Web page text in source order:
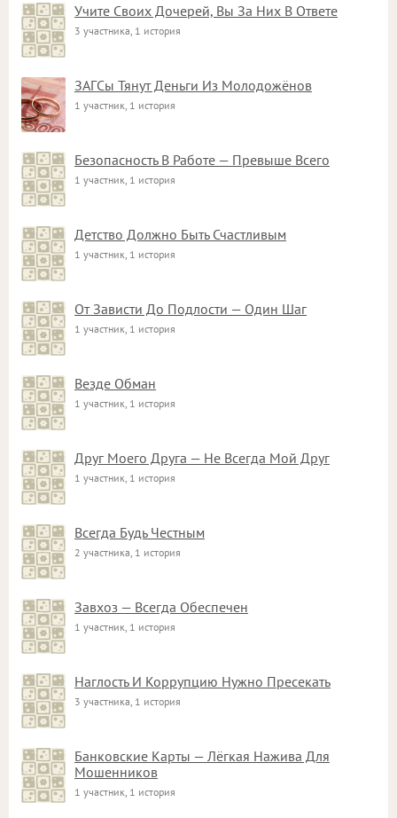
Учите Своих Дочерей, Вы За Них В Ответе
3 участника, 1 история
ЗАГСы Тянут Деньги Из Молодожёнов
1 участник, 1 история
Безопасность В Работе — Превыше Всего
1 участник, 1 история
Детство Должно Быть Счастливым
1 участник, 1 история
От Зависти До Подлости — Один Шаг
1 участник, 1 история
Везде Обман
1 участник, 1 история
Друг Моего Друга — Не Всегда Мой Друг
1 участник, 1 история
Всегда Будь Честным
2 участника, 1 история
Завхоз — Всегда Обеспечен
1 участник, 1 история
Наглость И Коррупцию Нужно Пресекать
3 участника, 1 история
Банковские Карты — Лёгкая Нажива Для
Мошенников
1 участник, 1 история